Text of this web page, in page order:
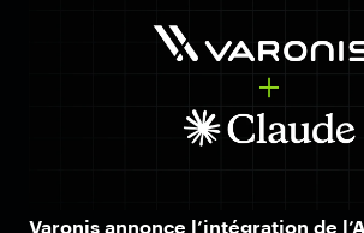
Varonis annonce l’intégration de